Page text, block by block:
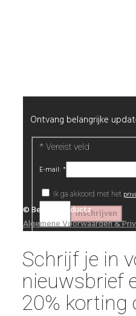
Ontvang belangrijke
* Vereist veld
E-mail:*
Ik ga akkoord met het
© Beautyproductz
Algemene Voorwaarden &
Schrijf je in
nieuwsbrief
20% korting